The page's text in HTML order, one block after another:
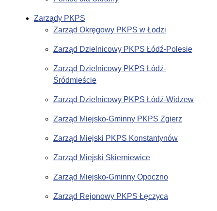
Zarządy PKPS
Zarząd Okręgowy PKPS w Łodzi
Zarząd Dzielnicowy PKPS Łódź-Polesie
Zarząd Dzielnicowy PKPS Łódź-
Śródmieście
Zarząd Dzielnicowy PKPS Łódź-Widzew
Zarząd Miejsko-Gminny PKPS Zgierz
Zarząd Miejski PKPS Konstantynów
Zarząd Miejski Skierniewice
Zarząd Miejsko-Gminny Opoczno
Zarząd Rejonowy PKPS Łęczyca